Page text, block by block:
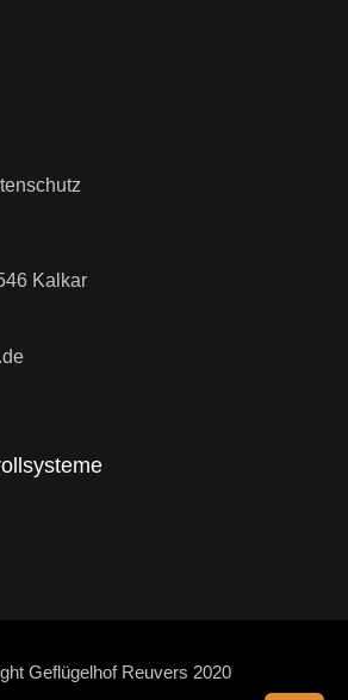
Kalkar
Geflügelhof Reuvers 2020